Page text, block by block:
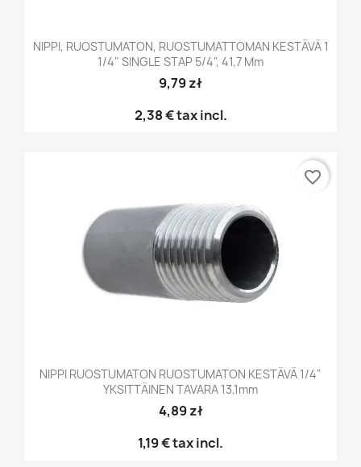
NIPPI, RUOSTUMATON, RUOSTUMATTOMAN KESTÄVÄ 1
1/4" SINGLE STAP 5/4", 41,7 Mm
9,79 zł
2,38 €tax incl.
NIPPI RUOSTUMATON RUOSTUMATON KESTÄVÄ 1/4"
YKSITTÄINEN TAVARA 13,1mm
4,89 zł
1,19 €tax incl.
favorite_border